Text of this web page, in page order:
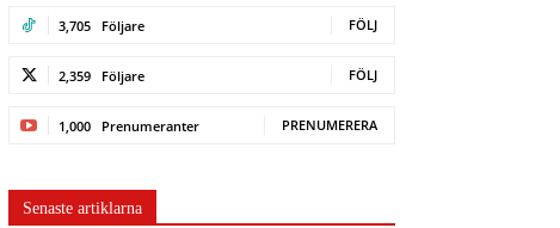
3,705 Följare FÖLJ
2,359 Följare FÖLJ
1,000 Prenumeranter PRENUMERERA
Senaste artiklarna